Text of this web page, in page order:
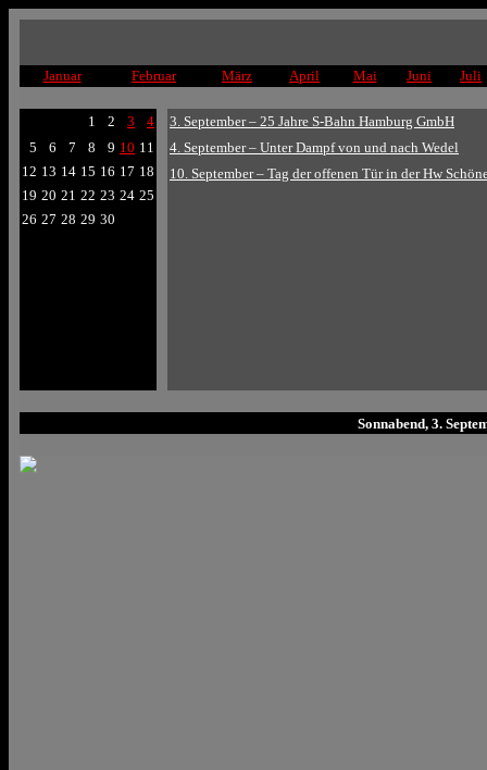
Januar Februar März April Mai Juni Juli
1 2 3
4
5
6 7 8 9 10 11
12 13 14 15 16 17 18
19 20 21 22 23 24 25
26 27 28 29 30
3. September – 25 Jahre S-Bahn Hamburg GmbH
4. September – Unter Dampf von und nach Wedel
10. September – Tag der offenen Tür in der Hw
Sonnabend, 3.